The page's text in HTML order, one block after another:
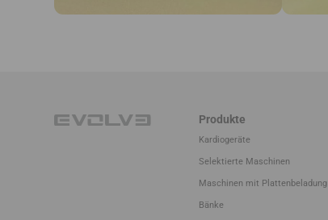
Produkte
Kardiogeräte
Selektierte Maschinen
Maschinen mit Plattenbeladung
Bänke